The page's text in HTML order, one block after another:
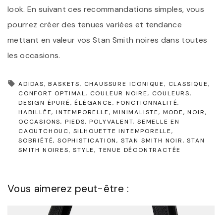
look. En suivant ces recommandations simples, vous
pourrez créer des tenues variées et tendance
mettant en valeur vos Stan Smith noires dans toutes
les occasions.
ADIDAS BASKETS CHAUSSURE ICONIQUE
CLASSIQUE
CONFORT OPTIMAL
COULEUR NOIRE
COULEURS
DESIGN ÉPURÉ
ÉLÉGANCE
FONCTIONNALITÉ
HABILLÉE INTEMPORELLE MINIMALISTE MODE
NOIR
OCCASIONS PIEDS POLYVALENT SEMELLE EN
CAOUTCHOUC SILHOUETTE INTEMPORELLE
SOBRIÉTÉ SOPHISTICATION STAN SMITH NOIR
STAN
SMITH NOIRES
STYLE TENUE DÉCONTRACTÉE
Vous aimerez peut-être :